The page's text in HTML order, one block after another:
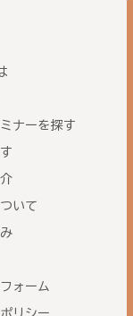
ナーを探す
いて
ォーム
リシー